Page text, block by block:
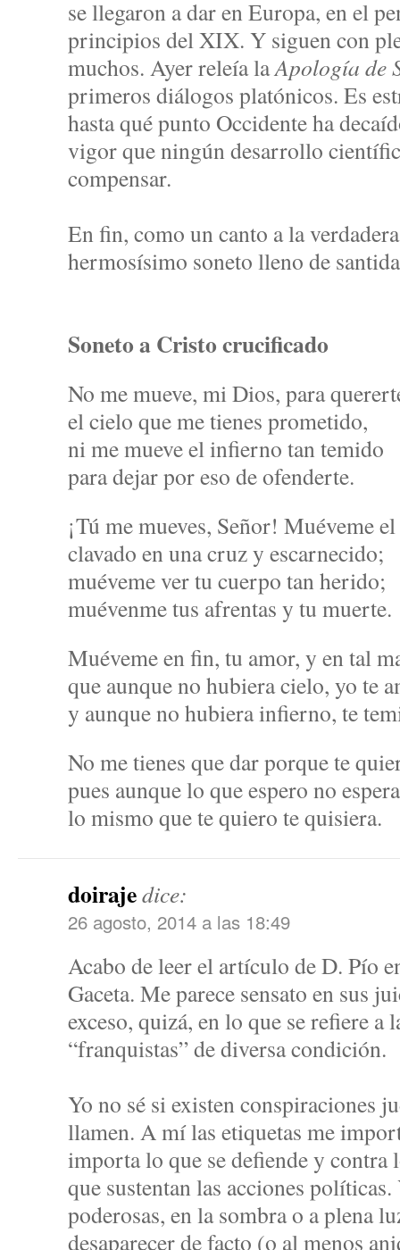
se llegaron a dar en Europa, en el
principios del XIX. Y siguen con
muchos. Ayer releía laApología de
primeros diálogos platónicos. Es
hasta qué punto Occidente ha
vigor que ningún desarrollo
compensar.
En fin, como un canto a la
hermosísimo soneto lleno de
Soneto a Cristo crucificado
No me mueve, mi Dios, para
el cielo que me tienes prometido,
ni me mueve el infierno tan temido
para dejar por eso de ofenderte.
¡Tú me mueves, Señor! Muéveme
clavado en una cruz y escarnecido;
muéveme ver tu cuerpo tan herido;
muévenme tus afrentas y tu muerte.
Muéveme en fin, tu amor, y en tal
que aunque no hubiera cielo, yo te
y aunque no hubiera infierno, te
No me tienes que dar porque te
pues aunque lo que espero no
lo mismo que te quiero te quisiera.
doirajedice:
26 agosto, 2014 a las 18:49
Acabo de leer el artículo de D. Pío
Gaceta. Me parece sensato en sus
exceso, quizá, en lo que se refiere a
“franquistas” de diversa condición.
Yo no sé si existen conspiraciones
llamen. A mí las etiquetas me
importa lo que se defiende y contra
que sustentan las acciones
poderosas, en la sombra o a plena
desaparecer de facto (o al menos